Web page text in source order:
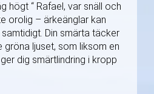
högt “ Rafael, var snäll och
orolig – ärkeänglar kan
Din smärta täcker
gröna ljuset, som liksom en
dig smärtlindring i kropp